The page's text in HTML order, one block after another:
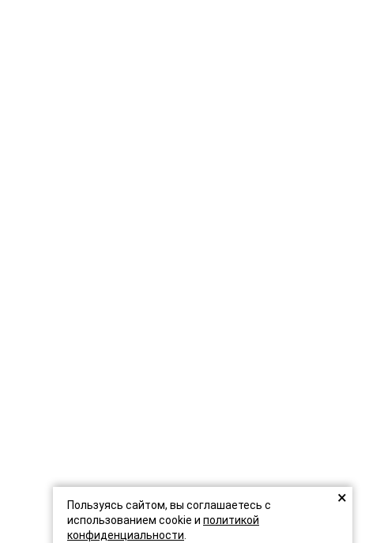
×
Пользуясь сайтом, вы соглашаетесь с
использованием cookie и политикой
конфиденциальности